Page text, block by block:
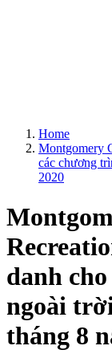
Home
Montgomery
các chương
2020
danh
ngoài
tháng 8